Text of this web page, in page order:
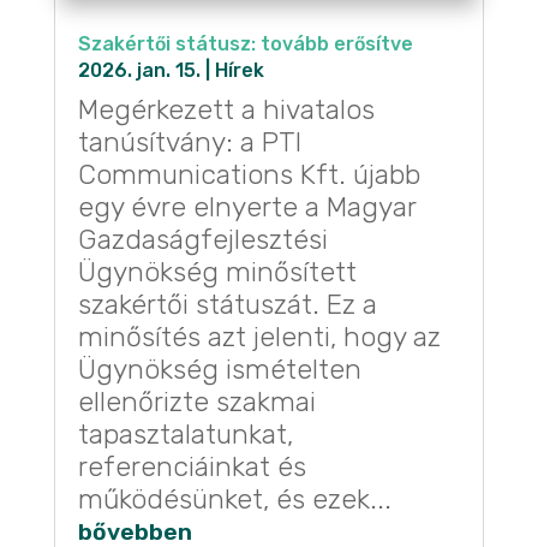
Szakértői státusz: tovább erősítve
2026. jan. 15.| Hírek
Megérkezett a hivatalos
tanúsítvány: a PTI
Communications Kft. újabb
egy évre elnyerte a Magyar
Gazdaságfejlesztési
Ügynökség minősített
szakértői státuszát. Ez a
minősítés azt jelenti, hogy az
Ügynökség ismételten
ellenőrizte szakmai
tapasztalatunkat,
referenciáinkat és
működésünket, és ezek...
bővebben